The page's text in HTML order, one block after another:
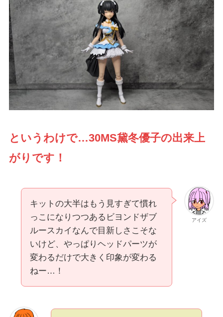
というわけで…30MS黛冬優子の出来上
がりです！
アイズ
キットの大半はもう見すぎて慣れ
っこになりつつあるビヨンドザブ
ルースカイなんで目新しさこそな
いけど、やっぱりヘッドパーツが
変わるだけで大きく印象が変わる
ねー…！